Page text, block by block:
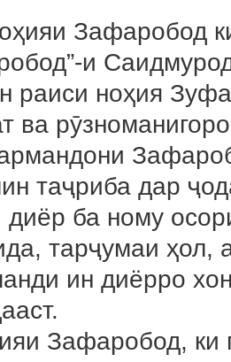
Зафаробод
и
раиси ноҳия
ва
таҷриба дар
диёр ба ному
тарҷумаи ҳол,
ин диёрро
Зафаробод, ки